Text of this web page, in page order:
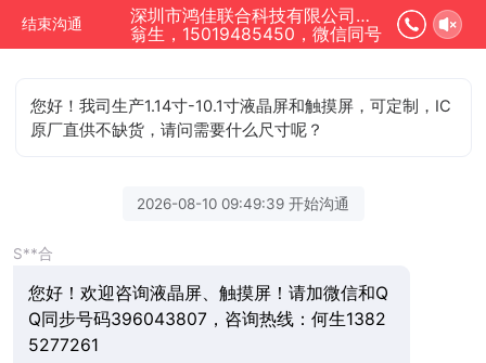
结束沟通
深圳市鸿佳联合科技有限公司正在为您服务
翁生，15019485450，微信同号
您好！我司生产1.14寸-10.1寸液晶屏和触摸屏，可定制，IC
原厂直供不缺货，请问需要什么尺寸呢？
2026-08-10 09:49:39 开始沟通
S**合
您好！欢迎咨询液晶屏、触摸屏！请加微信和Q
Q同步号码396043807，咨询热线：何生1382
5277261